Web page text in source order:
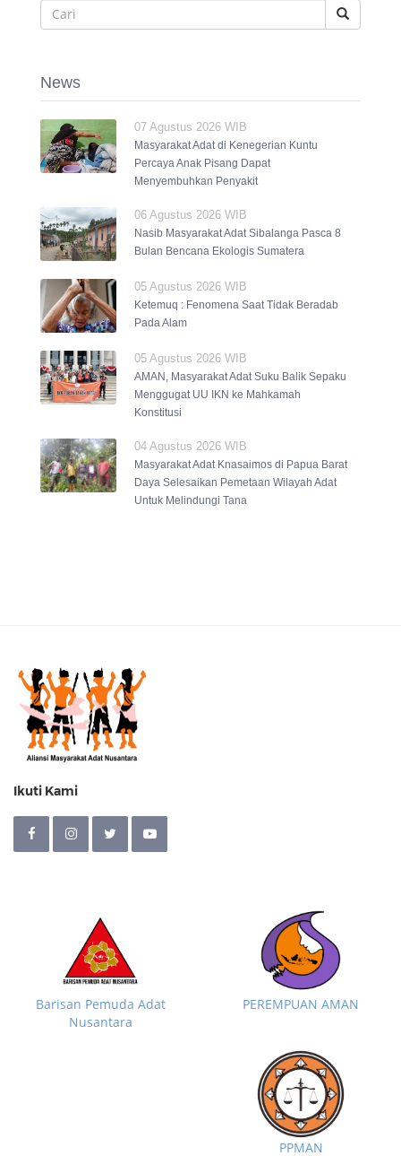
News
07 Agustus 2026 WIB
Masyarakat Adat di Kenegerian Kuntu
Percaya Anak Pisang Dapat
Menyembuhkan Penyakit
06 Agustus 2026 WIB
Nasib Masyarakat Adat Sibalanga Pasca 8
Bulan Bencana Ekologis Sumatera
05 Agustus 2026 WIB
Ketemuq : Fenomena Saat Tidak Beradab
Pada Alam
05 Agustus 2026 WIB
AMAN, Masyarakat Adat Suku Balik Sepaku
Menggugat UU IKN ke Mahkamah
Konstitusi
04 Agustus 2026 WIB
Masyarakat Adat Knasaimos di Papua Barat
Daya Selesaikan Pemetaan Wilayah Adat
Untuk Melindungi Tana
Ikuti Kami
Barisan Pemuda Adat
Nusantara
PEREMPUAN AMAN
PPMAN